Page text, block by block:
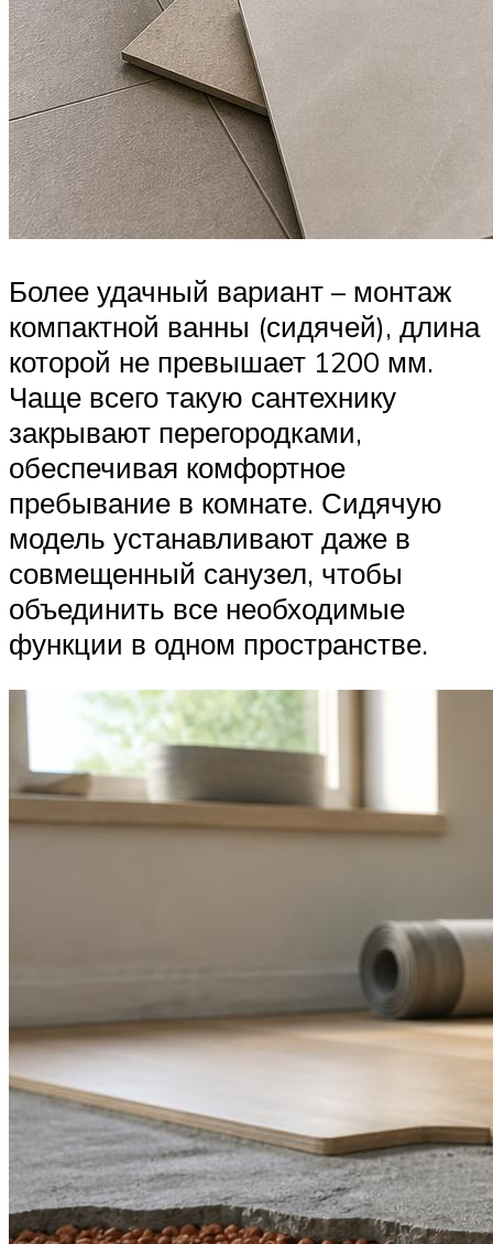
Более удачный вариант – монтаж
компактной ванны (сидячей), длина
которой не превышает 1200 мм.
Чаще всего такую сантехнику
закрывают перегородками,
обеспечивая комфортное
пребывание в комнате. Сидячую
модель устанавливают даже в
совмещенный санузел, чтобы
объединить все необходимые
функции в одном пространстве.